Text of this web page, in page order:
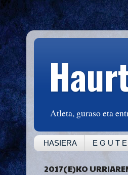
Atleta, guraso eta
HASIERA E G U T
2017(E)KO